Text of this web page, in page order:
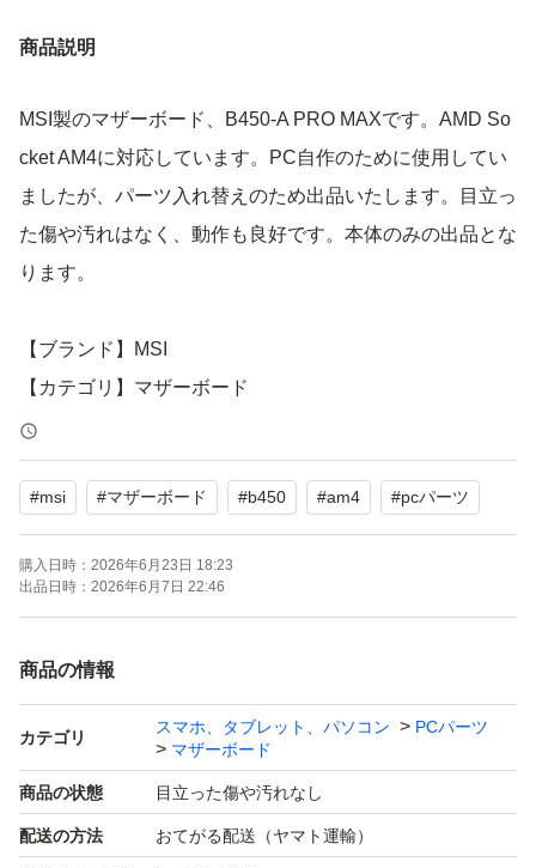
商品説明
MSI製のマザーボード、B450-A PRO MAXです。AMD So
cket AM4に対応しています。PC自作のために使用してい
ましたが、パーツ入れ替えのため出品いたします。目立っ
た傷や汚れはなく、動作も良好です。本体のみの出品とな
ります。
【ブランド】MSI
【カテゴリ】マザーボード
【対応ソケット】Socket AM4
【チップセット】AMD B450
【商品の状態】目立った傷や汚れなし
よろしくお願いいたします。
#msi #マザーボード #b450 #am4 #pcパーツ
購入日時： 2026年6月23日 18:23
出品日時： 2026年6月7日 22:46
商品の情報
カテゴリ
スマホ、タブレット、パソコン
PCパーツ
マザーボード
商品の状態 目立った傷や汚れなし
配送の方法 おてがる配送（ヤマト運輸）